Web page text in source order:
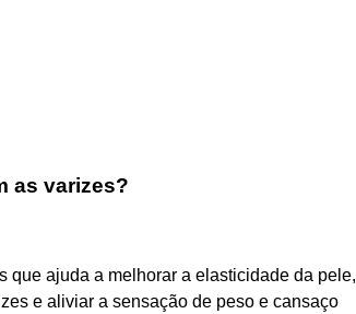
as varizes?
que ajuda a melhorar a elasticidade da pele,
e aliviar a sensação de peso e cansaço